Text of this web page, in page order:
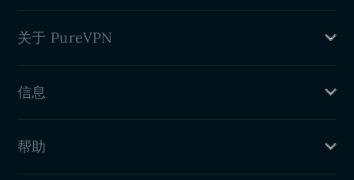
PureKeep
PureScan
关于 PureVPN
功能
信息
退款政策
帮助